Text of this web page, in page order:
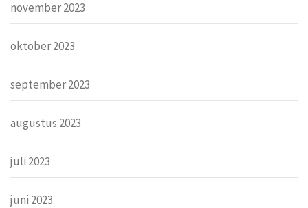
november 2023
oktober 2023
september 2023
augustus 2023
juli 2023
juni 2023